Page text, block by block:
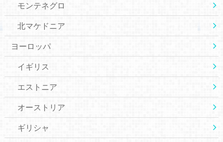
モンテネグロ
北マケドニア
ヨーロッパ
イギリス
エストニア
オーストリア
ギリシャ